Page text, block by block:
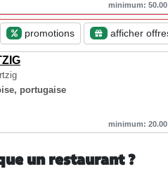
minimum: 50.00
promotions afficher
portugaise
minimum: 20.00
un restaurant ?